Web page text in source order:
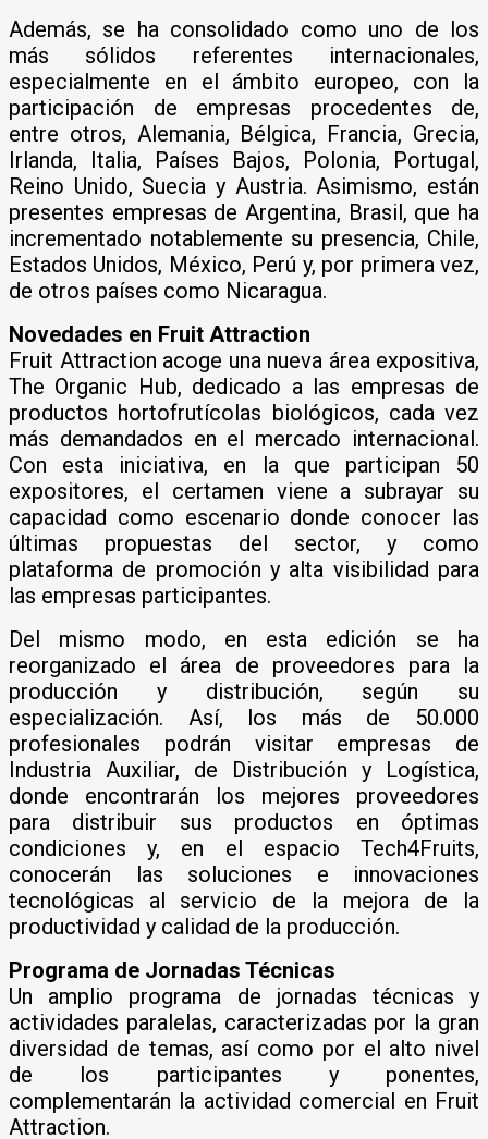
Además, se ha consolidado como uno de los
más sólidos referentes internacionales,
especialmente en el ámbito europeo, con la
participación de empresas procedentes de,
entre otros, Alemania, Bélgica, Francia, Grecia,
Irlanda, Italia, Países Bajos, Polonia, Portugal,
Reino Unido, Suecia y Austria. Asimismo, están
presentes empresas de Argentina, Brasil, que ha
incrementado notablemente su presencia, Chile,
Estados Unidos, México, Perú y, por primera vez,
de otros países como Nicaragua.
Novedades en Fruit Attraction
Fruit Attraction acoge una nueva área expositiva,
The Organic Hub, dedicado a las empresas de
productos hortofrutícolas biológicos, cada vez
más demandados en el mercado internacional.
Con esta iniciativa, en la que participan 50
expositores, el certamen viene a subrayar su
capacidad como escenario donde conocer las
últimas propuestas del sector, y como
plataforma de promoción y alta visibilidad para
las empresas participantes.
Del mismo modo, en esta edición se ha
reorganizado el área de proveedores para la
producción y distribución, según su
especialización. Así, los más de 50.000
profesionales podrán visitar empresas de
Industria Auxiliar, de Distribución y Logística,
donde encontrarán los mejores proveedores
para distribuir sus productos en óptimas
condiciones y, en el espacio Tech4Fruits,
conocerán las soluciones e innovaciones
tecnológicas al servicio de la mejora de la
productividad y calidad de la producción.
Programa de Jornadas Técnicas
Un amplio programa de jornadas técnicas y
actividades paralelas, caracterizadas por la gran
diversidad de temas, así como por el alto nivel
de los participantes y ponentes,
complementarán la actividad comercial en Fruit
Attraction.